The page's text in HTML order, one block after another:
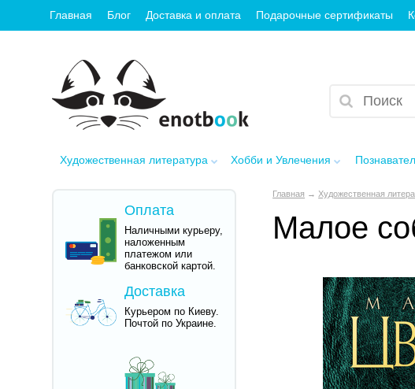
Главная Блог Доставка и оплата Подарочные сертификаты
Художественная литература Хобби и Увлечения
Оплата
Наличными курьеру,
наложенным
платежом или
банковской картой.
Доставка
Курьером по Киеву.
Почтой по Украине.
Главная → Художественная
Малое